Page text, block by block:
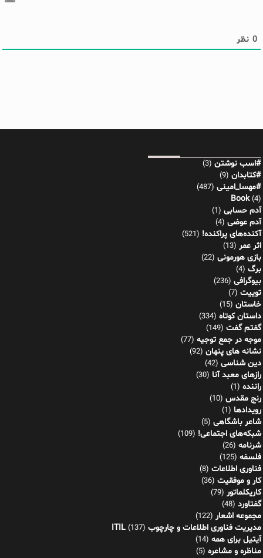
0 نظر
#اسب نوشتن (3)
#کتابدان (9)
#مهسا_امینی (487)
Book(4)
آدم حسابی (1)
آدم عوضی (4)
آکنده‌های پراکنده! (521)
اثر عمر (13)
بازی هورمونی (22)
برگ (4)
بیوگرافی (236)
توییت (7)
خاستان (15)
داستان کوتاه (334)
گفتم گفت (149)
موجه در جمع توجیه (77)
نشانه های پنهان (92)
دین شناسی (42)
رازهای معبد آنا (30)
راننده (1)
رنج مقدس (10)
رویدادها (1)
شاعر باشگاهی (5)
شبکه‌های اجتماعی! (109)
شرنامه (26)
فلسفه (125)
فناوری اطلاعات (8)
کار و موفقیت (36)
کاریکلماتور (79)
گفتاورد (48)
مجموعه اشعار (122)
مدیریت فناوری اطلاعات و چارچوب ITIL (137)
آیتیل برای همه (14)
مناظره و مشاعره (5)